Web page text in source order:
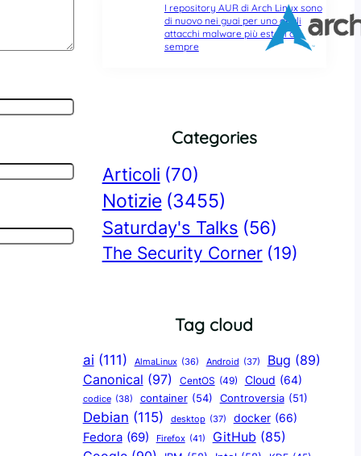
I repository AUR di Arch Linux sono
di nuovo nei guai per uno degli
attacchi malware più estesi di
sempre
Categories
Articoli (70)
Notizie (3455)
Saturday's Talks (56)
The Security Corner (19)
Tag cloud
ai (111) AlmaLinux (36) Android (37) Bug (89)
Canonical (97) CentOS (49) Cloud (64)
codice (38) container (54) Controversia (51)
Debian (115) desktop (37) docker (66)
Fedora (69) Firefox (41) GitHub (85)